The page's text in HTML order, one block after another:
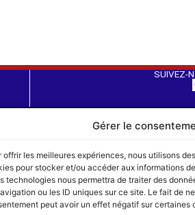
Gérer le
offrir les meilleures expériences, nous utilisons
pour stocker et/ou accéder aux informations
technologies nous permettra de traiter des
ou les ID uniques sur ce site. Le fait de
peut avoir un effet négatif sur certaines
SUIVEZ-
Les Pros du Web